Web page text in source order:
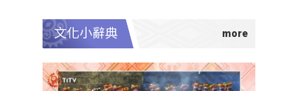
文化小辭典